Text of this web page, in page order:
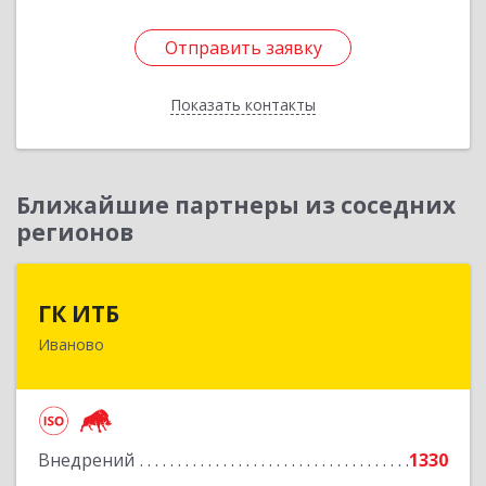
Отправить заявку
Показать контакты
Отправить заявку
Назад
Ближайшие партнеры из соседних
регионов
ГК ИТБ
Иваново
Внедрений
1330
153000, Ивановская обл, Иваново г, Смирнова